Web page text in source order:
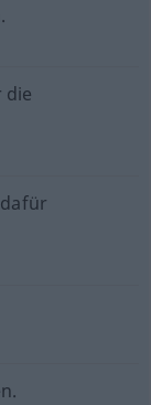
die